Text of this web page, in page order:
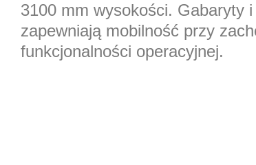
3100 mm wysokości. Gabaryty
zapewniają mobilność przy
funkcjonalności operacyjnej.